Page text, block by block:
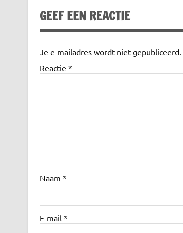
GEEF EEN REACTIE
Je e-mailadres wordt niet gepubliceerd.
Reactie *
Naam *
E-mail *